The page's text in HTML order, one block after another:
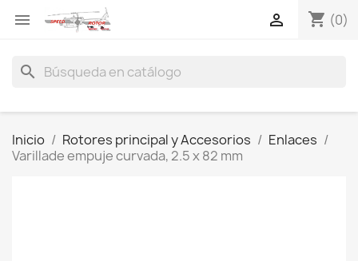
 shopping_cart (0)

search
Inicio Rotores principal y Accesorios
Enlaces
Varillade empuje curvada, 2.5 x 82 mm